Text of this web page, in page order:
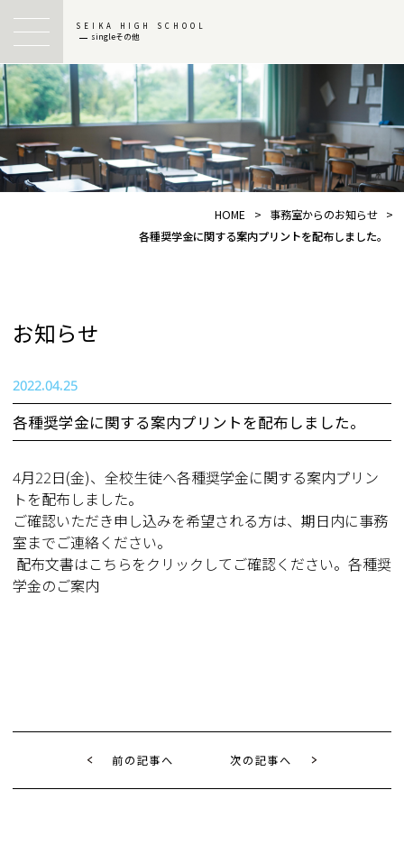
SEIKA HIGH SCHOOL
singleその他
HOME > 事務室からのお知らせ >
各種奨学金に関する案内プリントを配布しました。
お知らせ
2022.04.25
各種奨学金に関する案内プリントを配布しました。
4月22日(金)、全校生徒へ各種奨学金に関する案内プリン
トを配布しました。
ご確認いただき申し込みを希望される方は、期日内に事務
室までご連絡ください。
配布文書はこちらをクリックしてご確認ください。 各種奨
学金のご案内
前の記事へ 次の記事へ